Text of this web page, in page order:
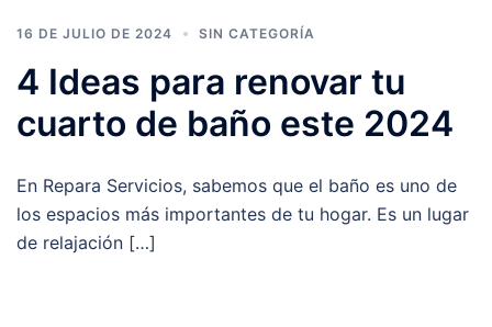
16 DE JULIO DE 2024 SIN CATEGORÍA
4 Ideas para renovar tu
cuarto de baño este 2024
En Repara Servicios, sabemos que el baño es uno de
los espacios más importantes de tu hogar. Es un lugar
de relajación […]